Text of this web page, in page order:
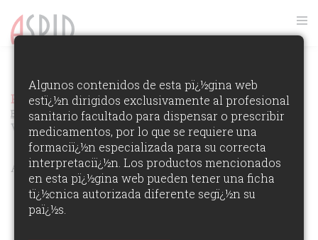
VER RANKING
Premios Aspid Espaï¿½a 2006Ver los Ganadores de la
Ediciï¿½n
VETERINARIA
ÁREAS DE PARTICIPACIï¿½N:
Algunos contenidos de esta pï¿½gina web
estï¿½n dirigidos exclusivamente al profesional
sanitario facultado para dispensar o prescribir
medicamentos, por lo que se requiere una
formaciï¿½n especializada para su correcta
interpretaciï¿½n. Los productos mencionados
en esta pï¿½gina web pueden tener una ficha
tï¿½cnica autorizada diferente segï¿½n su
paï¿½s.